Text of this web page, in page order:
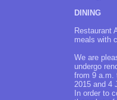
DINING
Restaurant
meals with
We are
undergo
from 9 a.m.
2015 and 4
In order to